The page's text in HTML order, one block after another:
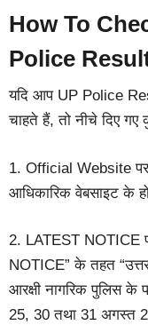
How To
Police
यदि आप UP Police
चाहते हैं, तो नीचे दिए
1. Official Website पर
आधिकारिक वेबसाइट के
2. LATEST NOTICE
NOTICE” के तहत “उत्तर
आरक्षी नागरिक पुलिस के
25, 30 तथा 31 अगस्त